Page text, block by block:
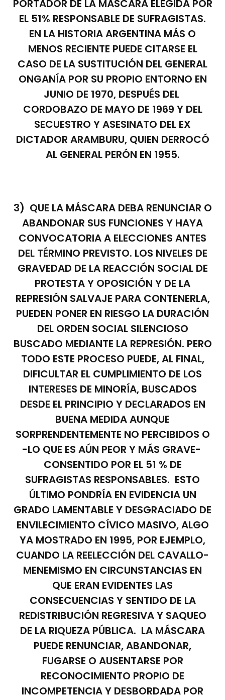
PORTADOR DE LA MÁSCARA ELEGIDA POR
EL 51% RESPONSABLE DE SUFRAGISTAS.
EN LA HISTORIA ARGENTINA MÁS O
MENOS RECIENTE PUEDE CITARSE EL
CASO DE LA SUSTITUCIÓN DEL GENERAL
ONGANÍA POR SU PROPIO ENTORNO EN
JUNIO DE 1970, DESPUÉS DEL
CORDOBAZO DE MAYO DE 1969 Y DEL
SECUESTRO Y ASESINATO DEL EX
DICTADOR ARAMBURU, QUIEN DERROCÓ
AL GENERAL PERÓN EN 1955.
3) QUE LA MÁSCARA DEBA RENUNCIAR O
ABANDONAR SUS FUNCIONES Y HAYA
CONVOCATORIA A ELECCIONES ANTES
DEL TÉRMINO PREVISTO. LOS NIVELES DE
GRAVEDAD DE LA REACCIÓN SOCIAL DE
PROTESTA Y OPOSICIÓN Y DE LA
REPRESIÓN SALVAJE PARA CONTENERLA,
PUEDEN PONER EN RIESGO LA DURACIÓN
DEL ORDEN SOCIAL SILENCIOSO
BUSCADO MEDIANTE LA REPRESIÓN. PERO
TODO ESTE PROCESO PUEDE, AL FINAL,
DIFICULTAR EL CUMPLIMIENTO DE LOS
INTERESES DE MINORÍA, BUSCADOS
DESDE EL PRINCIPIO Y DECLARADOS EN
BUENA MEDIDA AUNQUE
SORPRENDENTEMENTE NO PERCIBIDOS O
-LO QUE ES AÚN PEOR Y MÁS GRAVE-
CONSENTIDO POR EL 51 % DE
SUFRAGISTAS RESPONSABLES. ESTO
ÚLTIMO PONDRÍA EN EVIDENCIA UN
GRADO LAMENTABLE Y DESGRACIADO DE
ENVILECIMIENTO CÍVICO MASIVO, ALGO
YA MOSTRADO EN 1995, POR EJEMPLO,
CUANDO LA REELECCIÓN DEL CAVALLO-
MENEMISMO EN CIRCUNSTANCIAS EN
QUE ERAN EVIDENTES LAS
CONSECUENCIAS Y SENTIDO DE LA
REDISTRIBUCIÓN REGRESIVA Y SAQUEO
DE LA RIQUEZA PÚBLICA. LA MÁSCARA
PUEDE RENUNCIAR, ABANDONAR,
FUGARSE O AUSENTARSE POR
RECONOCIMIENTO PROPIO DE
INCOMPETENCIA Y DESBORDADA POR